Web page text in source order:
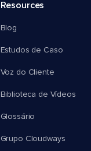
Resources
Blog
Estudos de Caso
Voz do Cliente
Biblioteca de Vídeos
Glossário
Grupo Cloudways